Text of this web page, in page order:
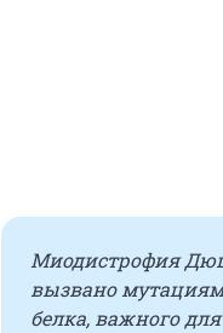
Миодистрофия
вызвано
белка, важного